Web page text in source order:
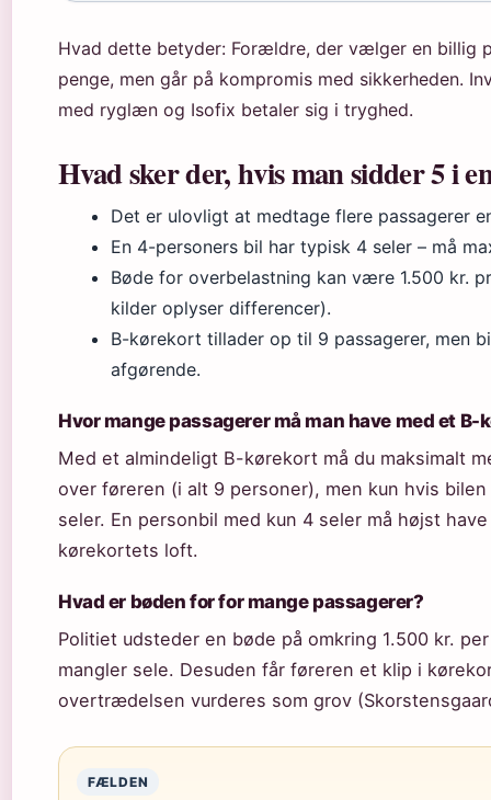
Hvad dette betyder: Forældre, der vælger en billig
penge, men går på kompromis med sikkerheden.
med ryglæn og Isofix betaler sig i tryghed.
Hvad sker der, hvis man sidder 5 i
Det er ulovligt at medtage flere passagerer
En 4-personers bil har typisk 4 seler – må
Bøde for overbelastning kan være 1.500 kr.
kilder oplyser differencer).
B-kørekort tillader op til 9 passagerer, men
afgørende.
Hvor mange passagerer må man have med et B-
Med et almindeligt B-kørekort må du maksimalt
over føreren (i alt 9 personer), men kun hvis
seler. En personbil med kun 4 seler må højst
kørekortets loft.
Hvad er bøden for for mange passagerer?
Politiet udsteder en bøde på omkring 1.500 kr.
mangler sele. Desuden får føreren et klip i
overtrædelsen vurderes som grov
FÆLDEN